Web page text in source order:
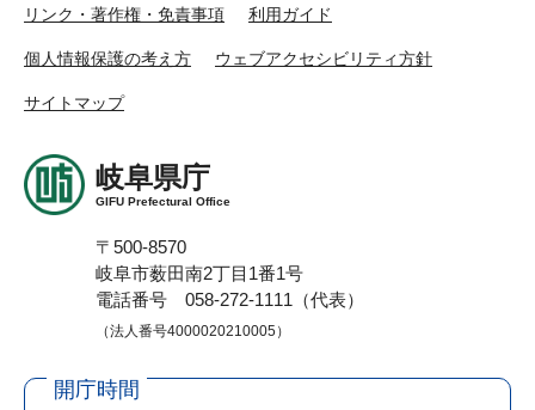
リンク・著作権・免責事項 利用ガイド
個人情報保護の考え方 ウェブアクセシビリティ方針
サイトマップ
岐阜県庁
GIFU Prefectural Office
〒500-8570
岐阜市薮田南2丁目1番1号
電話番号 058-272-1111（代表）
（法人番号4000020210005）
開庁時間